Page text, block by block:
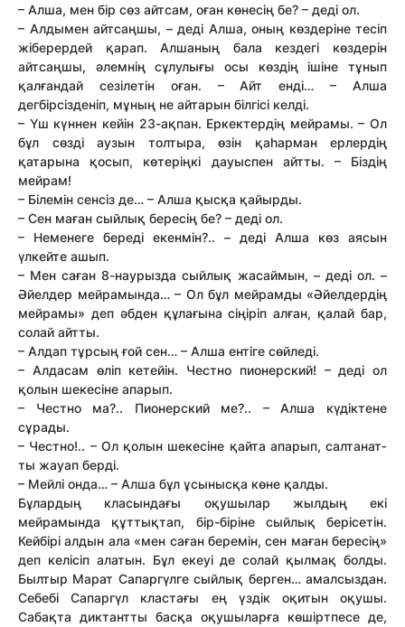
– Алша, мен бір сөз айтсам, оған көнесің бе? – деді ол.
– Алдымен айтсаңшы, – деді Алша, оның көздеріне тесіп
жіберердей қарап. Алшаның бала кез­дегі көздерін
айтсаңшы, әлемнің сұлулығы осы көздің ішіне тұнып
қалғандай сезілетін оған. – Айт енді… – Алша
дегбірсізденіп, мұның не айтарын білгісі келді.
– Үш күннен кейін 23-ақпан. Еркектердің мейрамы. – Ол
бұл сөзді аузын толтыра, өзін қаһарман ерлердің
қатарына қосып, көтеріңкі дауыспен айт­ты. – Біздің
мейрам!
– Білемін сенсіз де… – Алша қысқа қайырды.
– Сен маған сыйлық бересің бе? – деді ол.
– Неменеге береді екенмін?.. – деді Алша көз аясын
үлкейте ашып.
– Мен саған 8-наурызда сыйлық жасаймын, – деді ол. –
Әйелдер мейрамында… – Ол бұл мейрамды «Әйелдердің
мейрамы» деп әбден құлағына сіңіріп алған, қалай бар,
солай айт­ты.
– Алдап тұрсың ғой сен… – Алша ентіге сөйледі.
– Алдасам өліп кетейін. Честно пионерский! – деді ол
қолын шекесіне апарып.
– Честно ма?.. Пионерский ме?.. – Алша күдіктене
сұрады.
– Честно!.. – Ол қолын шекесіне қайта апарып, салтанат­
ты жауап берді.
– Мейлі онда… – Алша бұл ұсынысқа көне қалды.
Бұлардың класындағы оқушылар жылдың екі
мейрамында құт­тықтап, бір-біріне сыйлық берісетін.
Кейбірі алдын ала «мен саған беремін, сен маған бересің»
деп келісіп алатын. Бұл екеуі де солай қылмақ болды.
Былтыр Марат Сапаргүлге сыйлық берген… амалсыздан.
Себебі Сапаргүл кластағы ең үздік оқитын оқушы.
Сабақта диктант­ты басқа оқушыларға көшіртпесе де,